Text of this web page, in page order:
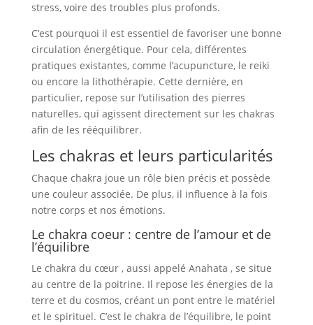
stress, voire des troubles plus profonds.
C’est pourquoi il est essentiel de favoriser une bonne
circulation énergétique. Pour cela, différentes
pratiques existantes, comme l’acupuncture, le reiki
ou encore la lithothérapie. Cette dernière, en
particulier, repose sur l’utilisation des pierres
naturelles, qui agissent directement sur les chakras
afin de les rééquilibrer.
Les chakras et leurs particularités
Chaque chakra joue un rôle bien précis et possède
une couleur associée. De plus, il influence à la fois
notre corps et nos émotions.
Le chakra coeur : centre de l’amour et de
l’équilibre
Le chakra du cœur , aussi appelé Anahata , se situe
au centre de la poitrine. Il repose les énergies de la
terre et du cosmos, créant un pont entre le matériel
et le spirituel. C’est le chakra de l’équilibre, le point